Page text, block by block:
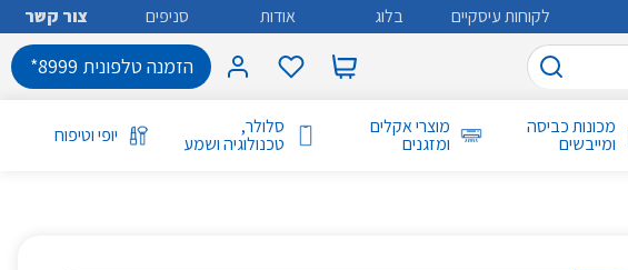
לקוחות עיסקיים בלוג אודות סניפים צור קשר
הזמנה טלפונית 8999*
מכונות כביסה
ומייבשים
מוצרי אקלים
ומזגנים
סלולר,
טכנולוגיה ושמע יופי וטיפוח